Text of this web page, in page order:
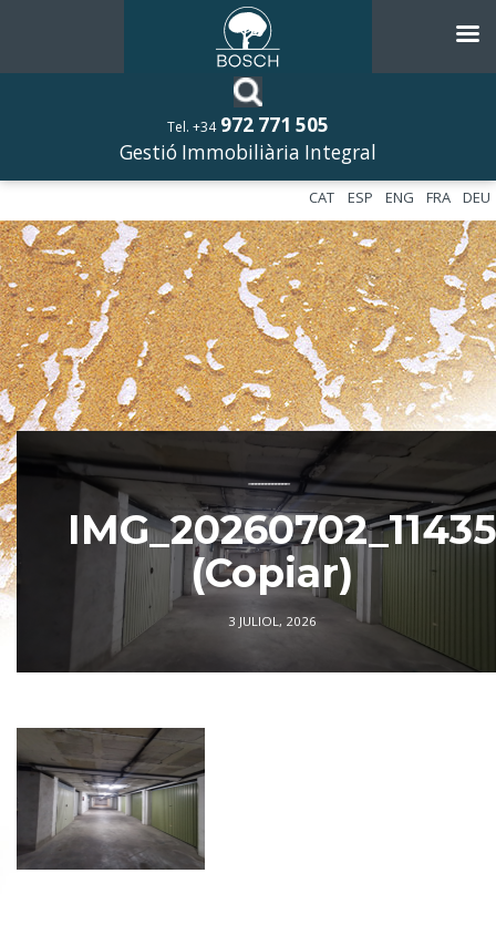
Tel. +34 972 771 505
Gestió Immobiliària Integral
DEU
FRA
ENG
ESP
CAT
––––––––––––
(Copiar)
3 JULIOL, 2026